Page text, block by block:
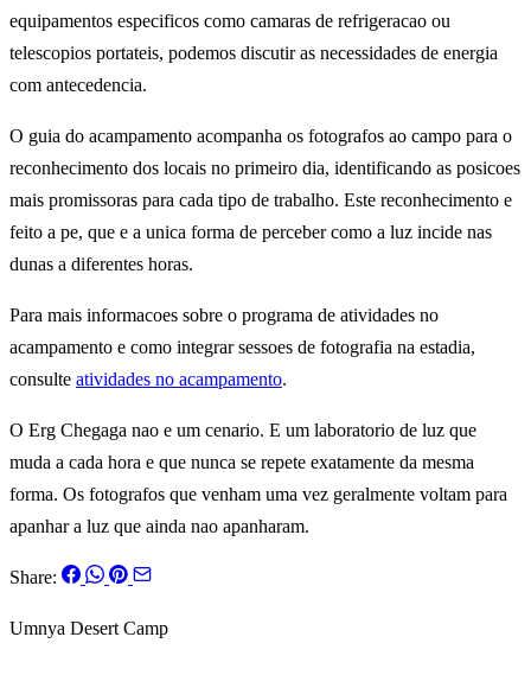
equipamentos especificos como camaras de refrigeracao ou
telescopios portateis, podemos discutir as necessidades de energia
com antecedencia.
O guia do acampamento acompanha os fotografos ao campo para o
reconhecimento dos locais no primeiro dia, identificando as posicoes
mais promissoras para cada tipo de trabalho. Este reconhecimento e
feito a pe, que e a unica forma de perceber como a luz incide nas
dunas a diferentes horas.
Para mais informacoes sobre o programa de atividades no
acampamento e como integrar sessoes de fotografia na estadia,
consulte atividades no acampamento.
O Erg Chegaga nao e um cenario. E um laboratorio de luz que
muda a cada hora e que nunca se repete exatamente da mesma
forma. Os fotografos que venham uma vez geralmente voltam para
apanhar a luz que ainda nao apanharam.
Share:
Umnya Desert Camp